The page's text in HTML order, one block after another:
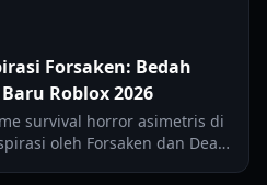
Forsaken: Bedah
Roblox 2026
survival horror asimetris di
oleh Forsaken dan Dead